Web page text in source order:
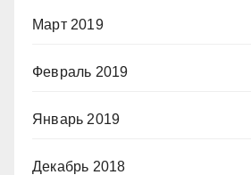
Март 2019
Февраль 2019
Январь 2019
Декабрь 2018